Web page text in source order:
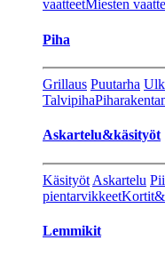
vaatteetMiesten
Piha
Grillaus Puutarha
Talvipiha
Askartelu&käsityöt
Käsityöt Askartelu
pientarvikkeet
Lemmikit